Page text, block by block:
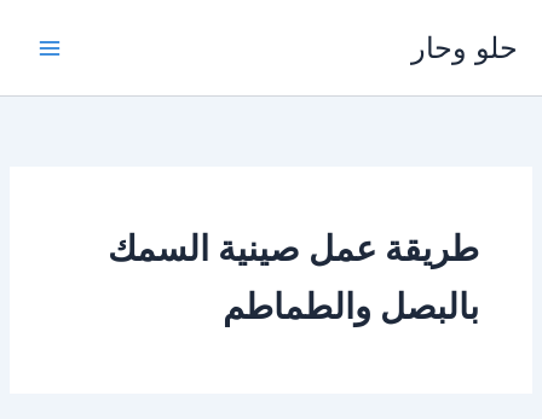
المحتوى
حلو وحار
طريقة عمل صينية السمك
بالبصل والطماطم